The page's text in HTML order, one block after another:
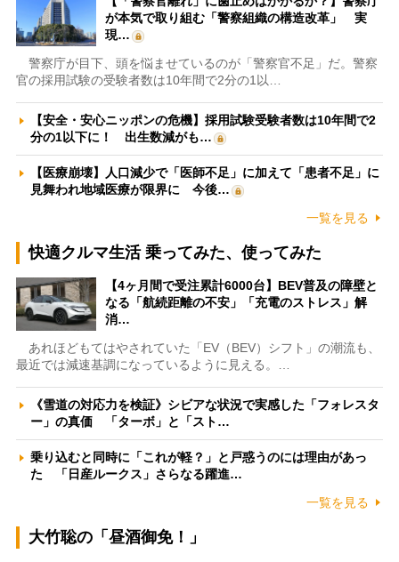
が本気で取り組む「警察組織の構造改革」 実
現…
警察庁が目下、頭を悩ませているのが「警察官不足」だ。警察
官の採用試験の受験者数は10年間で2分の1以…
【安全・安心ニッポンの危機】採用試験受験者数は10年間で2
分の1以下に！ 出生数減がも…
【医療崩壊】人口減少で「医師不足」に加えて「患者不足」に
見舞われ地域医療が限界に 今後…
一覧を見る
快適クルマ生活 乗ってみた、使ってみた
【4ヶ月間で受注累計6000台】BEV普及の障壁と
なる「航続距離の不安」「充電のストレス」解
消…
あれほどもてはやされていた「EV（BEV）シフト」の潮流も、
最近では減速基調になっているように見える。…
《雪道の対応力を検証》シビアな状況で実感した「フォレスタ
ー」の真価 「ターボ」と「スト…
乗り込むと同時に「これが軽？」と戸惑うのには理由があっ
た 「日産ルークス」さらなる躍進…
一覧を見る
大竹聡の「昼酒御免！」